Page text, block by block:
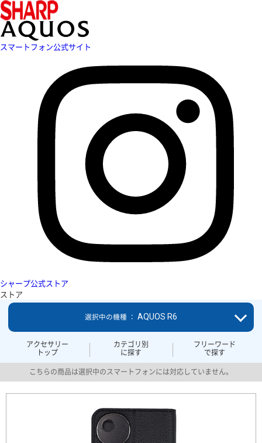
スマートフォン公式サイト
シャープ公式ストア
ストア
アクセサリー
トップ
カテゴリ別
に探す
フリーワード
で探す
選択中の機種 ： AQUOS R6
こちらの商品は選択中のスマートフォンには対応していません。